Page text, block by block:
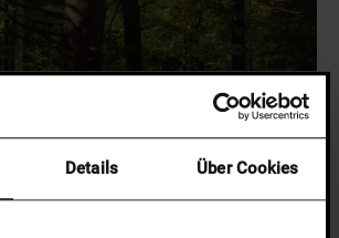
Details Über Cookies